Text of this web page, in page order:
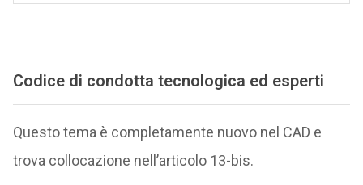
Codice di condotta tecnologica ed esperti
Questo tema è completamente nuovo nel CAD e
trova collocazione nell’articolo 13-bis.